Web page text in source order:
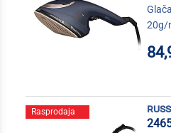
20g/
Rasprodaja